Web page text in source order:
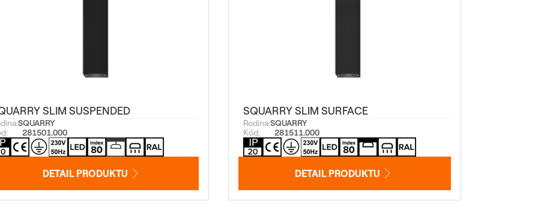
SLIM SUSPENDED
SQUARRY
281501.000
DETAIL PRODUKTU
SQUARRY SLIM SURFACE
Rodina:SQUARRY
Kód:
281511.000
DETAIL PRODUKTU